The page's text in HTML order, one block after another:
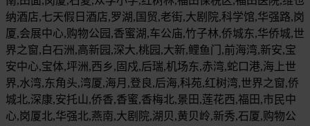
纳酒店,七天假日酒店,罗湖,国贸,老街,大剧院,科学馆,华强路,岗
厦,会展中心,购物公园,香蜜湖,车公庙,竹子林,侨城东,华侨城,世
界之窗,白石洲,高新园,深大,桃园,大新,鲤鱼门,前海湾,新安,宝
安中心,宝体,坪洲,西乡,固戍,后瑞,机场东,赤湾,蛇口港,海上世
界,水湾,东角头,湾厦,海月,登良,后海,科苑,红树湾,世界之窗,侨
城北,深康,安托山,侨香,香蜜,香梅北,景田,莲花西,福田,市民中
心,岗厦北,华强北,燕南,大剧院,湖贝,黄贝岭,新秀,石厦,购物公